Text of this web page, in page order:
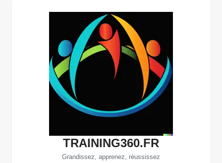
TRAINING360.FR
Grandissez, apprenez, réussissez